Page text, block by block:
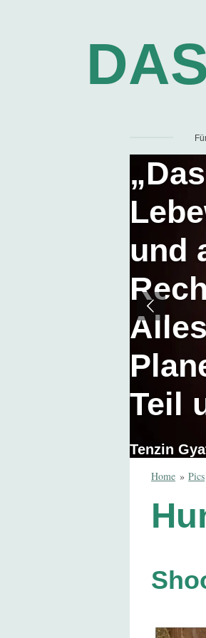
und
Teil
Tenzin
Home » Pics